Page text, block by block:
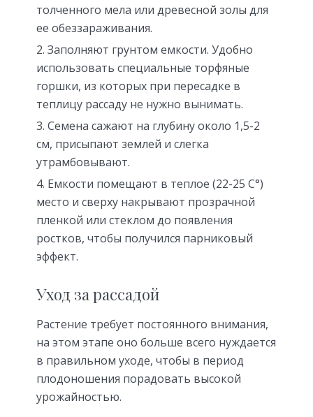
толченного мела или древесной золы для
ее обеззараживания.
Заполняют грунтом емкости. Удобно
использовать специальные торфяные
горшки, из которых при пересадке в
теплицу рассаду не нужно вынимать.
Семена сажают на глубину около 1,5-2
см, присыпают землей и слегка
утрамбовывают.
Емкости помещают в теплое (22-25 С°)
место и сверху накрывают прозрачной
пленкой или стеклом до появления
ростков, чтобы получился парниковый
эффект.
Уход за рассадой
Растение требует постоянного внимания,
на этом этапе оно больше всего нуждается
в правильном уходе, чтобы в период
плодоношения порадовать высокой
урожайностью.